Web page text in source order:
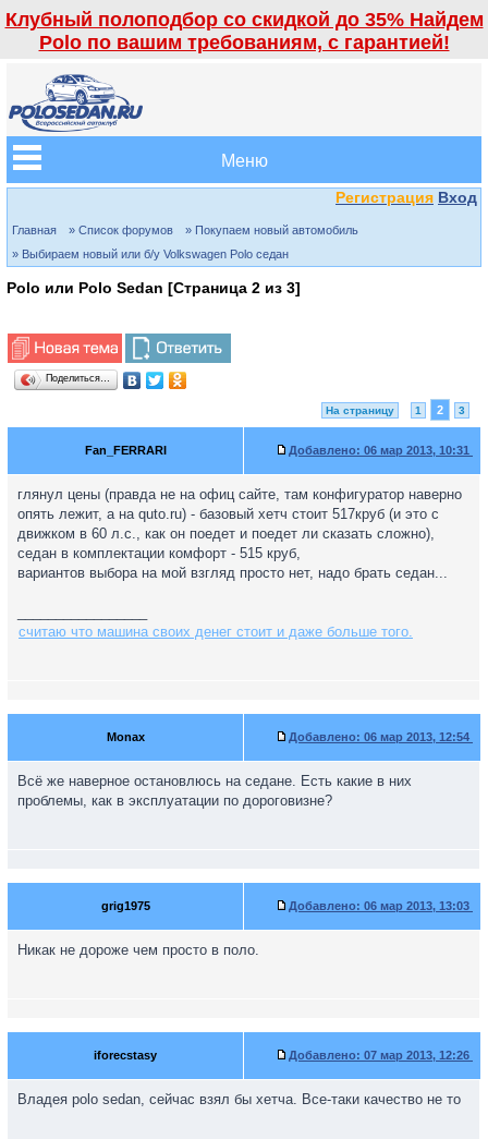
Клубный полоподбор со скидкой до 35% Найдем
Polo по вашим требованиям, с гарантией!
Меню
Регистрация Вход
Главная » Список форумов
» Покупаем новый автомобиль
» Выбираем новый или б/у Volkswagen Polo седан
Polo или Polo Sedan [Страница 2 из 3]
Поделиться…
На страницу 1 2 3
Fan_FERRARI Добавлено: 06 мар 2013, 10:31
глянул цены (правда не на офиц сайте, там конфигуратор наверно
опять лежит, а на quto.ru) - базовый хетч стоит 517круб (и это с
движком в 60 л.с., как он поедет и поедет ли сказать сложно),
седан в комплектации комфорт - 515 круб,
вариантов выбора на мой взгляд просто нет, надо брать седан...
считаю что машина своих денег стоит и даже больше того.
Monax Добавлено: 06 мар 2013, 12:54
Всё же наверное остановлюсь на седане. Есть какие в них
проблемы, как в эксплуатации по дороговизне?
grig1975 Добавлено: 06 мар 2013, 13:03
Никак не дороже чем просто в поло.
iforecstasy Добавлено: 07 мар 2013, 12:26
Владея polo sedan, сейчас взял бы хетча. Все-таки качество не то